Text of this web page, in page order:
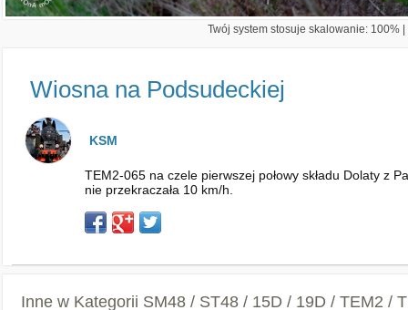
Twój system stosuje skalowanie: 100%
Wiosna na Podsudeckiej
KSM
TEM2-065 na czele pierwszej połowy składu Dolaty z
nie przekraczała 10 km/h.
Inne w Kategorii SM48 / ST48 / 15D / 19D / TEM2 /